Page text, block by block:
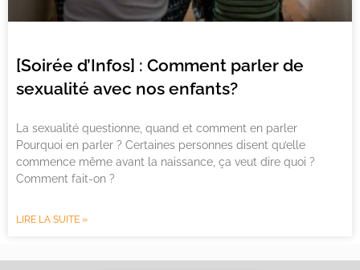
[Soirée d’Infos] : Comment parler de
sexualité avec nos enfants?
La sexualité questionne, quand et comment en parler
Pourquoi en parler ? Certaines personnes disent qu’elle
commence même avant la naissance, ça veut dire quoi ?
Comment fait-on ?
LIRE LA SUITE »